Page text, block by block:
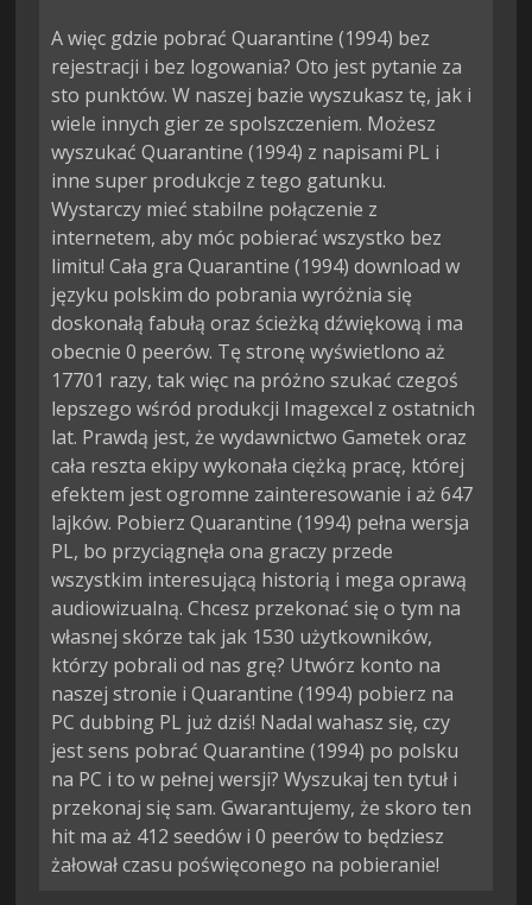
A więc gdzie pobrać Quarantine (1994) bez
rejestracji i bez logowania? Oto jest pytanie za
sto punktów. W naszej bazie wyszukasz tę, jak i
wiele innych gier ze spolszczeniem. Możesz
wyszukać Quarantine (1994) z napisami PL i
inne super produkcje z tego gatunku.
Wystarczy mieć stabilne połączenie z
internetem, aby móc pobierać wszystko bez
limitu! Cała gra Quarantine (1994) download w
języku polskim do pobrania wyróżnia się
doskonałą fabułą oraz ścieżką dźwiękową i ma
obecnie 0 peerów. Tę stronę wyświetlono aż
17701 razy, tak więc na próżno szukać czegoś
lepszego wśród produkcji Imagexcel z ostatnich
lat. Prawdą jest, że wydawnictwo Gametek oraz
cała reszta ekipy wykonała ciężką pracę, której
efektem jest ogromne zainteresowanie i aż 647
lajków. Pobierz Quarantine (1994) pełna wersja
PL, bo przyciągnęła ona graczy przede
wszystkim interesującą historią i mega oprawą
audiowizualną. Chcesz przekonać się o tym na
własnej skórze tak jak 1530 użytkowników,
którzy pobrali od nas grę? Utwórz konto na
naszej stronie i Quarantine (1994) pobierz na
PC dubbing PL już dziś! Nadal wahasz się, czy
jest sens pobrać Quarantine (1994) po polsku
na PC i to w pełnej wersji? Wyszukaj ten tytuł i
przekonaj się sam. Gwarantujemy, że skoro ten
hit ma aż 412 seedów i 0 peerów to będziesz
żałował czasu poświęconego na pobieranie!